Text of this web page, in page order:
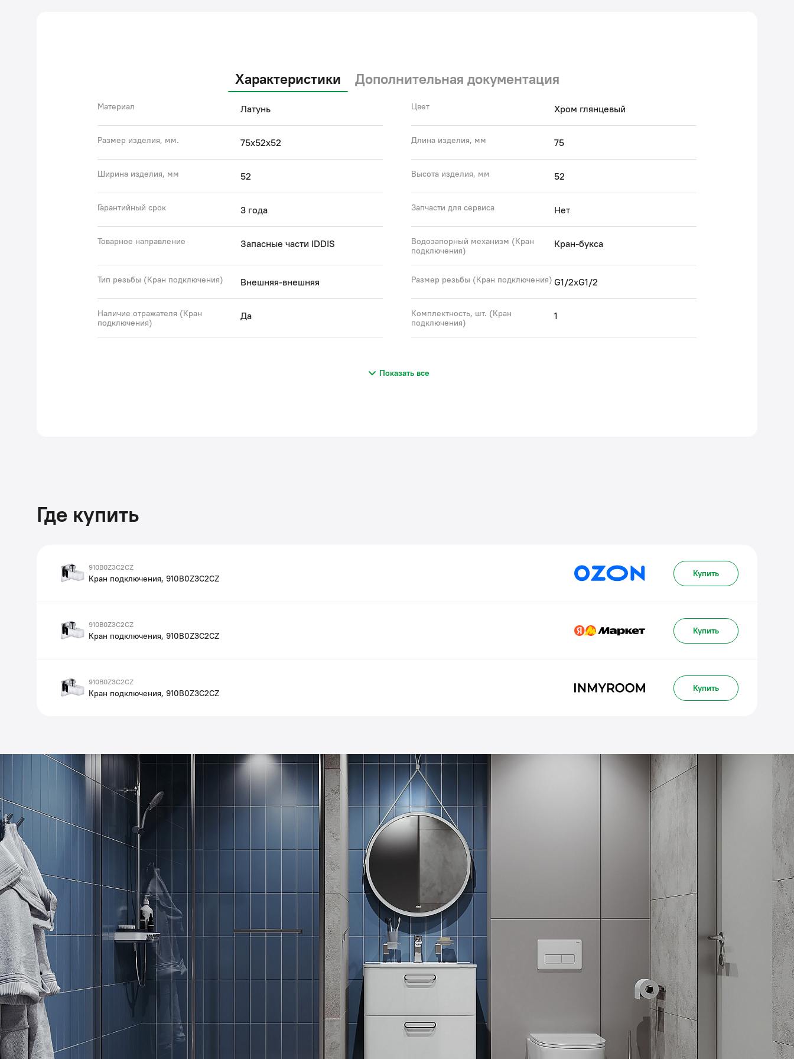
Характеристики Дополнительная документация
Материал Латунь Цвет Хром глянцевый
Размер изделия, мм. 75x52x52 Длина изделия, мм 75
Ширина изделия, мм 52 Высота изделия, мм 52
Гарантийный срок 3 года Запчасти для сервиса Нет
Товарное направление Запасные части IDDIS
Водозапорный механизм (Кран
подключения)
Кран-букса
Тип резьбы (Кран подключения) Внешняя-внешняя Размер резьбы (Кран подключения) G1/2xG1/2
Наличие отражателя (Кран
подключения)
Да
Комплектность, шт. (Кран
подключения)
1
Показать все
Где купить
910B0Z3C2CZ
Кран подключения, 910B0Z3C2CZ Купить
910B0Z3C2CZ
Кран подключения, 910B0Z3C2CZ Купить
910B0Z3C2CZ
Кран подключения, 910B0Z3C2CZ Купить